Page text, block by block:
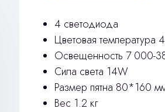
4 светодиода
Цветовая температура
Освещенность 7 000-
Сила света 14W
Размер пятна 80*160
Вес 1.2 кг